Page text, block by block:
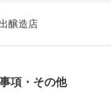
醸造店
項・その他